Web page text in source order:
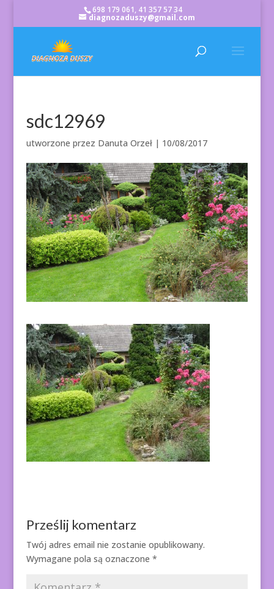
698 179 061, 41 357 57 34
diagnozaduszy@gmail.com
sdc12969
utworzone przez Danuta Orzeł| 10/08/2017
Prześlij komentarz
Twój adres email nie zostanie opublikowany.
Wymagane pola są oznaczone *